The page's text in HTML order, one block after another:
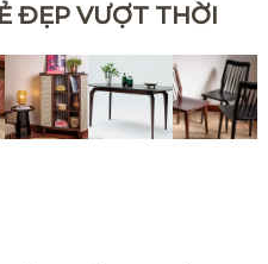
ĐẸP VƯỢT THỜI